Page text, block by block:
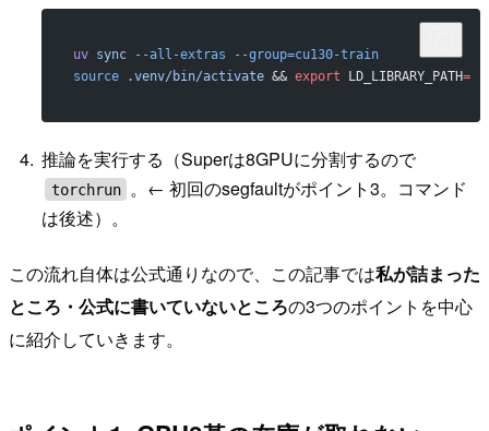
uv sync --all-extras --group=cu130-train
source .venv/bin/activate && export LD_LIBRARY_PATH=
推論を実行する（Superは8GPUに分割するので
torchrun 。← 初回のsegfaultがポイント3。コマンド
は後述）。
この流れ自体は公式通りなので、この記事では私が詰まった
ところ・公式に書いていないところの3つのポイントを中心
に紹介していきます。